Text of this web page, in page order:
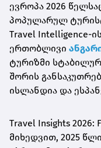
ევროპა 2026
პოპულარულ
Travel Intelligence-
ერთობლივი
ტურიზმი
შორის
ისლანდია და
Travel Insights 2026:
მიხედვით, 2025